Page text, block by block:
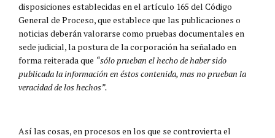
disposiciones establecidas en el artículo 165 del Código
General de Proceso, que establece que las publicaciones o
noticias deberán valorarse como pruebas documentales en
sede judicial, la postura de la corporación ha señalado en
forma reiterada que “sólo prueban el hecho de haber sido
publicada la información en éstos contenida, mas no prueban la
veracidad de los hechos”.
Así las cosas, en procesos en los que se controvierta el